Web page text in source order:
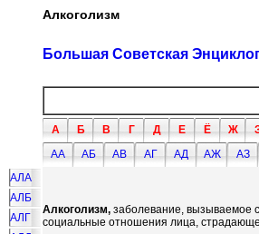
Алкоголизм
Большая Советская
А Б В Г Д Е Ё Ж
АА
АБ АВ АГ АД АЖ АЗ
АЛА
АЛБ
АЛГ
Алкоголизм, заболевание, вызываемое
социальные отношения лица,